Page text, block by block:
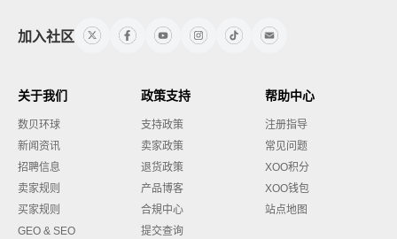
加入社区
关于我们
数贝环球
新闻资讯
招聘信息
卖家规则
买家规则
GEO & SEO
政策支持
支持政策
卖家政策
退货政策
产品博客
合規中心
提交查询
帮助中心
注册指导
常见问题
XOO积分
XOO钱包
站点地图